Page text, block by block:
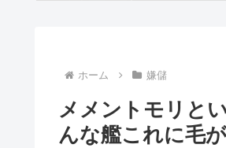
ホーム 嫌儲
メメントモリと
んな艦これに毛